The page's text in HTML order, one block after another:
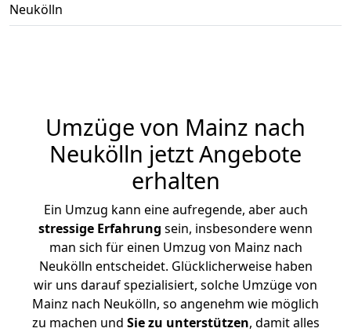
Neukölln
Umzüge von Mainz nach
Neukölln jetzt Angebote
erhalten
Ein Umzug kann eine aufregende, aber auch
stressige Erfahrung sein, insbesondere wenn
man sich für einen Umzug von Mainz nach
Neukölln entscheidet. Glücklicherweise haben
wir uns darauf spezialisiert, solche Umzüge von
Mainz nach Neukölln, so angenehm wie möglich
zu machen und Sie zu unterstützen, damit alles